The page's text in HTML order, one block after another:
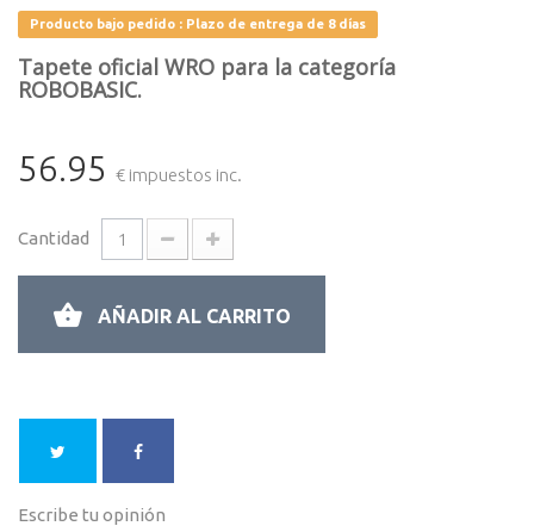
Producto bajo pedido : Plazo de entrega de 8 días
Tapete oficial WRO para la categoría
ROBOBASIC.
56.95 € impuestos inc.
Cantidad
AÑADIR AL CARRITO
Escribe tu opinión